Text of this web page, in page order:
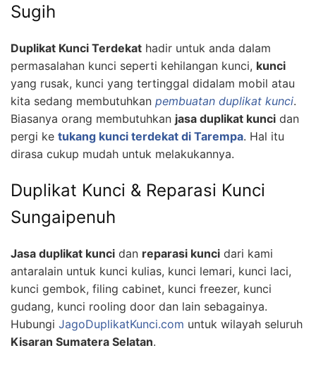
Sugih
Duplikat Kunci Terdekat hadir untuk anda dalam
permasalahan kunci seperti kehilangan kunci, kunci
yang rusak, kunci yang tertinggal didalam mobil atau
kita sedang membutuhkan pembuatan duplikat kunci.
Biasanya orang membutuhkan jasa duplikat kunci dan
pergi ke tukang kunci terdekat di Tarempa. Hal itu
dirasa cukup mudah untuk melakukannya.
Duplikat Kunci & Reparasi Kunci
Sungaipenuh
Jasa duplikat kunci dan reparasi kunci dari kami
antaralain untuk kunci kulias, kunci lemari, kunci laci,
kunci gembok, filing cabinet, kunci freezer, kunci
gudang, kunci rooling door dan lain sebagainya.
Hubungi JagoDuplikatKunci.com untuk wilayah seluruh
Kisaran Sumatera Selatan.